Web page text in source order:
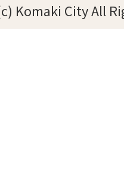
Komaki City All